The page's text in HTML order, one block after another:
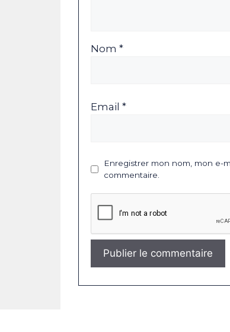
Nom *
Email *
Enregistrer mon nom, mon e-
commentaire.